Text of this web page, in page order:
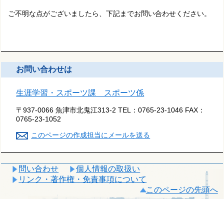
ご不明な点がございましたら、下記までお問い合わせください。
お問い合わせは
生涯学習・スポーツ課 スポーツ係
〒937-0066 魚津市北鬼江313-2 TEL：0765-23-1046 FAX：
0765-23-1052
このページの作成担当にメールを送る
問い合わせ
個人情報の取扱い
リンク・著作権・免責事項について
このページの先頭へ